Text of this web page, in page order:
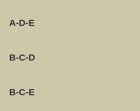
A-D-E
B-C-D
B-C-E